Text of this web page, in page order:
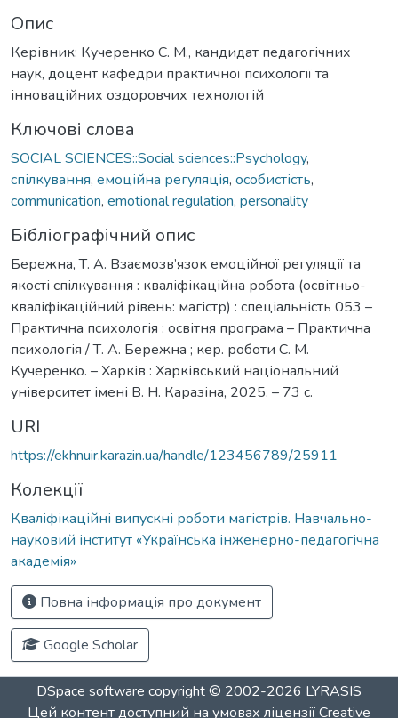
Опис
Керівник: Кучеренко С. М., кандидат педагогічних
наук, доцент кафедри практичної психології та
інноваційних оздоровчих технологій
Ключові слова
SOCIAL SCIENCES::Social sciences::Psychology,
спілкування, емоційна регуляція, особистість,
communication, emotional regulation, personality
Бібліографічний опис
Бережна, Т. А. Взаємозв’язок емоційної регуляції та
якості спілкування : кваліфікаційна робота (освітньо-
кваліфікаційний рівень: магістр) : спеціальність 053 –
Практична психологія : освітня програма – Практична
психологія / Т. А. Бережна ; кер. роботи С. М.
Кучеренко. – Харків : Харківський національний
університет імені В. Н. Каразіна, 2025. – 73 с.
URI
https://ekhnuir.karazin.ua/handle/123456789/25911
Колекції
Кваліфікаційні випускні роботи магістрів. Навчально-
науковий інститут «Українська інженерно-педагогічна
академія»
Повна інформація про документ
Google Scholar
DSpace software copyright © 2002-2026 LYRASIS
Цей контент доступний на умовах ліцензіїCreative